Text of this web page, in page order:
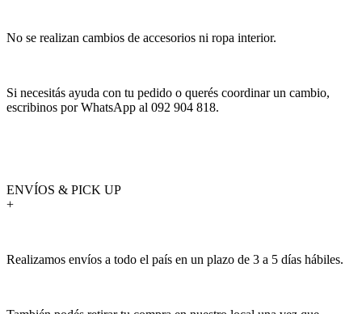
No se realizan cambios de accesorios ni ropa interior.
Si necesitás ayuda con tu pedido o querés coordinar un cambio,
escribinos por WhatsApp al 092 904 818.
ENVÍOS & PICK UP
+
Realizamos envíos a todo el país en un plazo de 3 a 5 días hábiles.